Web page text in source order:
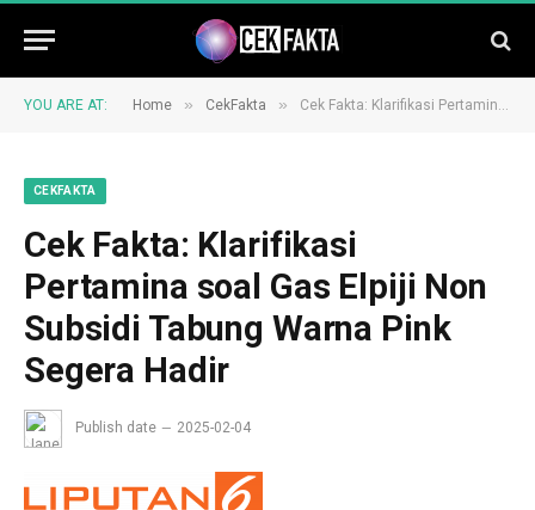
YOU ARE AT: Home » CekFakta » Cek Fakta: Klarifikasi Pertamina soal Gas Elpiji Non Subsidi Tabung Warna Pink Segera Hadir
CEKFAKTA
Cek Fakta: Klarifikasi
Pertamina soal Gas Elpiji Non
Subsidi Tabung Warna Pink
Segera Hadir
Publish date 2025-02-04